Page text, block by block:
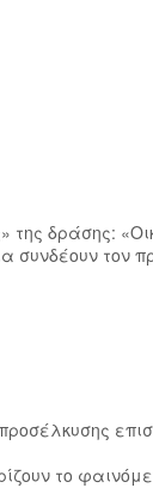
δράσης:
συνδέουν τον
το